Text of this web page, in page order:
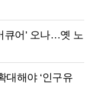
큐어’ 오나…옛 노
대해야 ‘인구유